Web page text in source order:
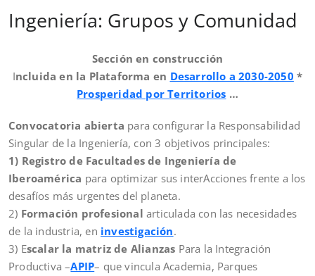
Ingeniería: Grupos y Comunidad
Sección en construcción
Incluida en la Plataforma en Desarrollo a 2030-2050 *
Prosperidad por Territorios …
Convocatoria abierta para configurar la Responsabilidad
Singular de la Ingeniería, con 3 objetivos principales:
1) Registro de Facultades de Ingeniería de
Iberoamérica para optimizar sus interAcciones frente a los
desafíos más urgentes del planeta.
2) Formación profesionalarticulada con las necesidades
de la industria, en investigación.
3) Escalar la matriz de Alianzas Para la Integración
Productiva –APIP– que vincula Academia, Parques